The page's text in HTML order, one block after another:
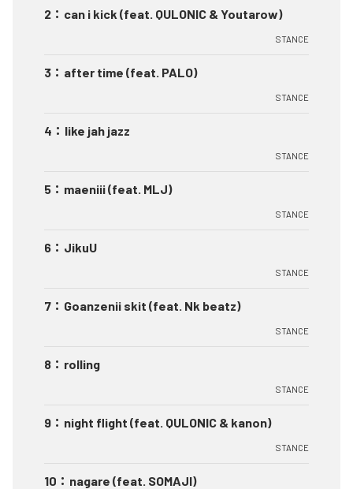
2 ： can i kick (feat. QULONIC & Youtarow)
STANCE
3 ： after time (feat. PALO)
STANCE
4 ： like jah jazz
STANCE
5 ： maeniii (feat. MLJ)
STANCE
6 ： JikuU
STANCE
7 ： Goanzenii skit (feat. Nk beatz)
STANCE
8 ： rolling
STANCE
9 ： night flight (feat. QULONIC & kanon)
STANCE
10 ： nagare (feat. SOMAJI)